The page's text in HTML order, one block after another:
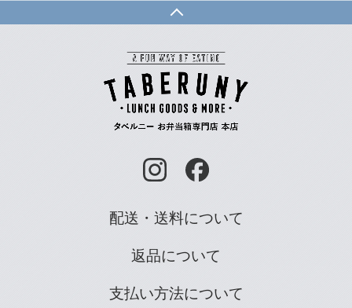
配送・送料について
返品について
支払い方法について